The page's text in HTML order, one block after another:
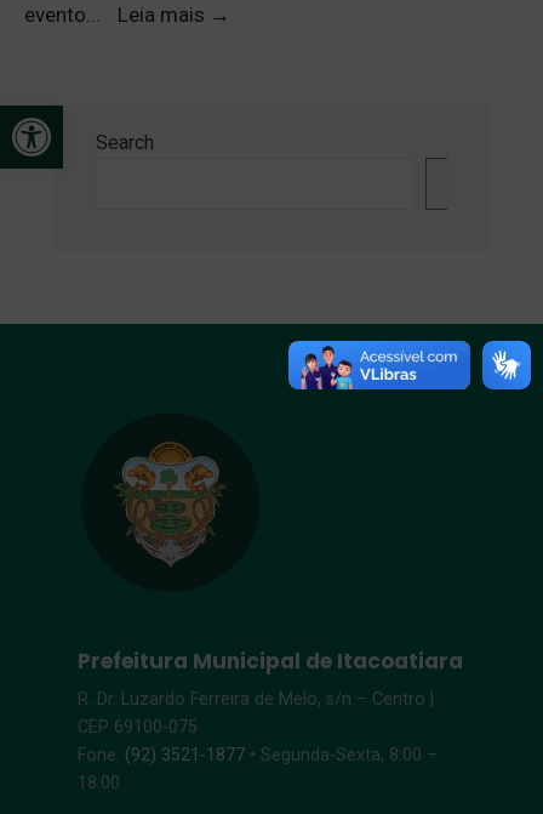
Open toolbar
evento
Leia mais →
Search
Prefeitura Municipal de Itacoatiara
R. Dr. Luzardo Ferreira de Melo, s/n – Centro |
CEP 69100-075
Fone: (92) 3521-1877 • Segunda-Sexta, 8:00 –
18:00